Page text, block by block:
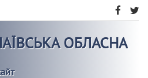
ОБЛАСНА